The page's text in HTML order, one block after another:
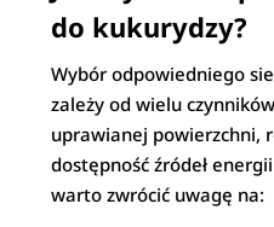
do kukurydzy?
Wybór odpowiedniego
zależy od wielu
uprawianej powierzchni,
dostępność źródeł
warto zwrócić uwagę na: